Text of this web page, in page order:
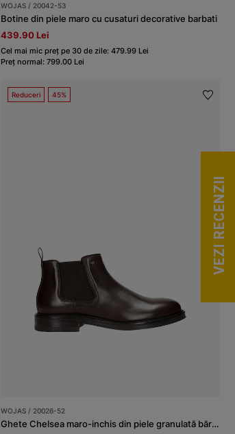
WOJAS / 20042-53
Botine din piele maro cu cusaturi decorative barbati
439.90 Lei
Cel mai mic preț pe 30 de zile: 479.99 Lei
Preț normal: 799.00 Lei
Reduceri 45%
WOJAS / 20026-52
Ghete Chelsea maro-inchis din piele granulată bărbați
VEZI RECENZII